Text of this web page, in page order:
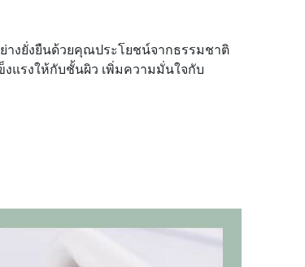
างยั่งยืนด้วยคุณประโยชน์จากธรรมชาติ
แรงให้กับชั้นผิว เพิ่มความมั่นใจกับ